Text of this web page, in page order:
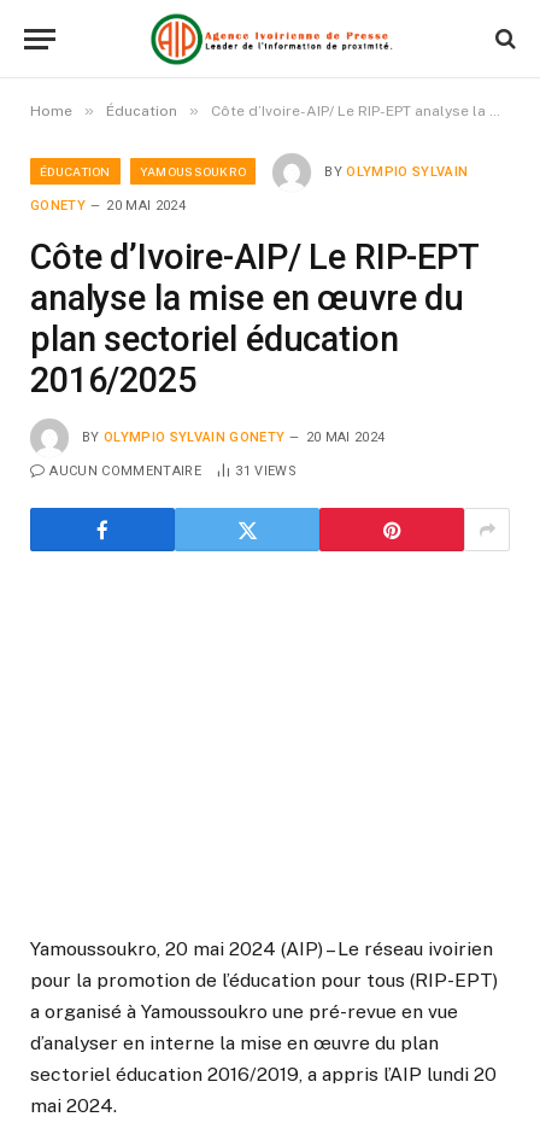
Home » Éducation » Côte d’Ivoire-AIP/ Le RIP-EPT analyse la mise en œuvre du plan sectoriel éducation 2016/2025
ÉDUCATION YAMOUSSOUKRO BY OLYMPIO SYLVAIN
GONETY 20 MAI 2024
Côte d’Ivoire-AIP/ Le RIP-EPT
analyse la mise en œuvre du
plan sectoriel éducation
2016/2025
BY OLYMPIO SYLVAIN GONETY 20 MAI 2024
AUCUN COMMENTAIRE 31VIEWS
Yamoussoukro, 20 mai 2024 (AIP) – Le réseau ivoirien
pour la promotion de l’éducation pour tous (RIP-EPT)
a organisé à Yamoussoukro une pré-revue en vue
d’analyser en interne la mise en œuvre du plan
sectoriel éducation 2016/2019, a appris l’AIP lundi 20
mai 2024.